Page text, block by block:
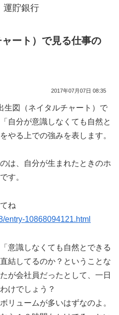
運貯銀行
ート）で見る仕事の
2017年07月07日 08:35
生図（ネイタルチャート）で
自分が意識しなくても自然と
やる上での強みを表します。
は、自分が生まれたときのホ
す。
ね
entry-10868094121.html
意識しなくても自然とできる
結してるのか？ということな
が会社員だったとして、一日
けでしょう？
リュームが多いはずなのよ。